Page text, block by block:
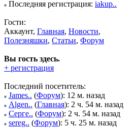
Последняя регистрация: iakup..
Гости:
Аккаунт, Главная, Новости,
Полезняшки, Статьи, Форум
Вы гость здесь.
+ регистрация
Последний посетитель:
James.. (Форум): 12 м. назад
Algen.. (Главная): 2 ч. 54 м. назад
Серге.. (Форум): 2 ч. 54 м. назад
sereg.. (Форум): 5 ч. 25 м. назад